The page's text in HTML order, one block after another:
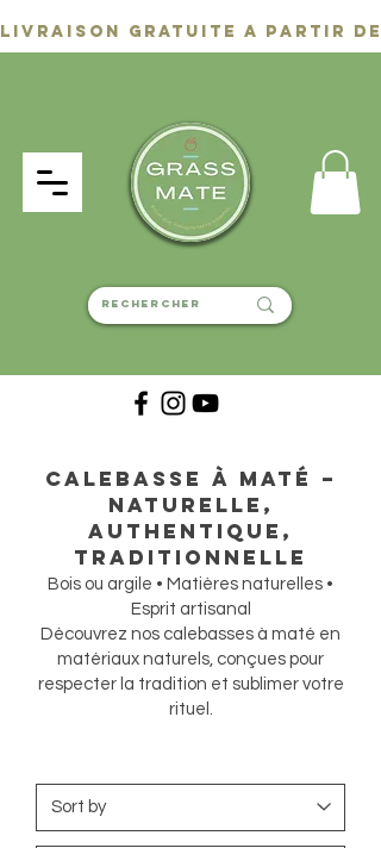
Calebasse à Maté –
Naturelle,
authentique,
traditionnelle
Bois ou argile • Matières naturelles •
Esprit artisanal
Découvrez nos calebasses à maté en
matériaux naturels, conçues pour
respecter la tradition et sublimer votre
rituel.